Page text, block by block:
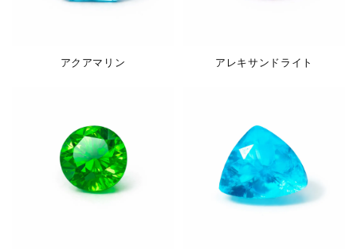
アクアマリン アレキサンドライト